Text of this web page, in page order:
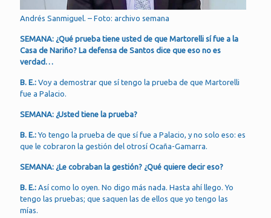
Andrés Sanmiguel. – Foto: archivo semana
SEMANA: ¿Qué prueba tiene usted de que Martorelli sí fue a la
Casa de Nariño? La defensa de Santos dice que eso no es
verdad…
B. E.: Voy a demostrar que sí tengo la prueba de que Martorelli
fue a Palacio.
SEMANA: ¿Usted tiene la prueba?
B. E.:Yo tengo la prueba de que sí fue a Palacio, y no solo eso: es
que le cobraron la gestión del otrosí Ocaña-Gamarra.
SEMANA: ¿Le cobraban la gestión? ¿Qué quiere decir eso?
B. E.: Así como lo oyen. No digo más nada. Hasta ahí llego. Yo
tengo las pruebas; que saquen las de ellos que yo tengo las
mías.